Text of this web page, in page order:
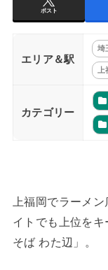
ポスト
エリア＆駅
埼
上
カテゴリー
上福岡でラーメ
イトでも上位を
そば わた辺」。